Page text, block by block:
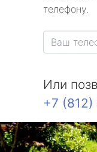
телефону.
Или
+7